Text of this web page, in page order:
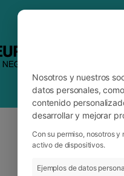
Nosotros y nuestros
datos personales,
contenido
desarrollar y mejorar
Con su permiso, nosotros
activo de dispositivos.
Ejemplos de datos